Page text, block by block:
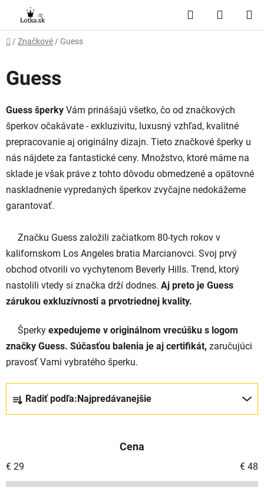
obsah
Hľadať
KOŠÍK
Domov
/ Značkové / Guess
Guess
Guess šperky Vám prinášajú všetko, čo od značkových
šperkov očakávate - exkluzivitu, luxusný vzhľad, kvalitné
prepracovanie aj originálny dizajn. Tieto značkové šperky u
nás nájdete za fantastické ceny. Množstvo, ktoré máme na
sklade je však práve z tohto dôvodu obmedzené a opätovné
naskladnenie vypredaných šperkov zvyčajne nedokážeme
garantovať.
Značku Guess založili začiatkom 80-tych rokov v
kalifornskom Los Angeles bratia Marcianovci. Svoj prvý
obchod otvorili vo vychytenom Beverly Hills. Trend, ktorý
nastolili vtedy si značka drží dodnes. Aj preto je Guess
zárukou exkluzívnosti a prvotriednej kvality.
Šperky expedujeme v originálnom vrecúšku s logom
značky Guess. Súčasťou balenia je aj certifikát, zaručujúci
pravosť Vami vybratého šperku.
i
e
Radiť podľa: Najpredávanejšie
Cena
€ 29 € 48